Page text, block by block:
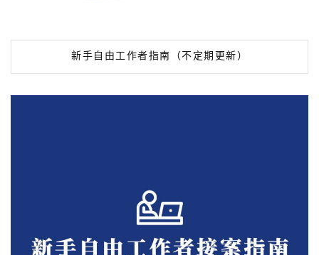
新手自由工作者指南（不定期更新）